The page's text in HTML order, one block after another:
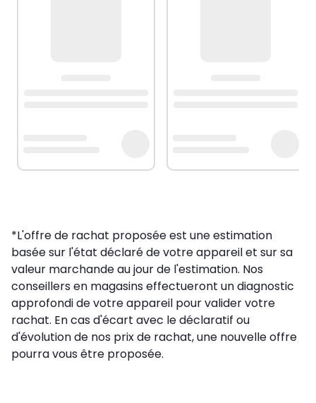
*L'offre de rachat proposée est une estimation
basée sur l'état déclaré de votre appareil et sur sa
valeur marchande au jour de l'estimation. Nos
conseillers en magasins effectueront un diagnostic
approfondi de votre appareil pour valider votre
rachat. En cas d'écart avec le déclaratif ou
d'évolution de nos prix de rachat, une nouvelle offre
pourra vous être proposée.